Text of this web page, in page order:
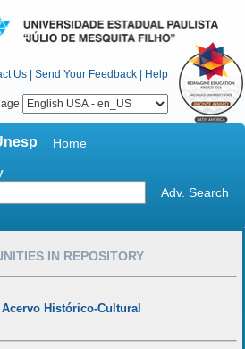
Us | Send Your Feedback | Help
Home
Adv. Search
IN REPOSITORY
Acervo Histórico-Cultural